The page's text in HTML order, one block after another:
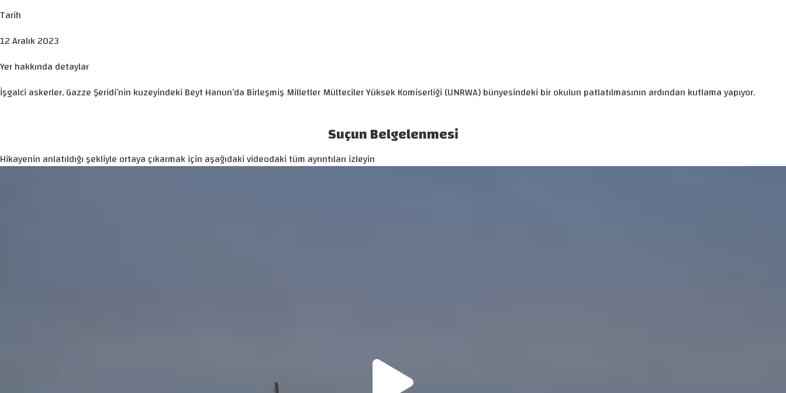
Tarih
12 Aralık 2023
Yer hakkında detaylar
İşgalci askerler, Gazze Şeridi’nin kuzeyindeki Beyt Hanun’da Birleşmiş Milletler Mülteciler Yüksek Komiserliği (UNRWA) bünyesindeki bir okulun patlatılmasının ardından kutlama yapıyor.
Suçun Belgelenmesi
Hikayenin anlatıldığı şekliyle ortaya çıkarmak için aşağıdaki videodaki tüm ayrıntıları izleyin